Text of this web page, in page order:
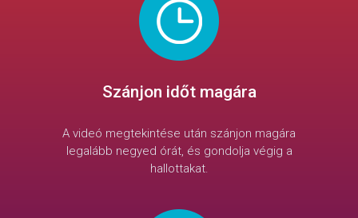
Szánjon időt magára
A videó megtekintése után szánjon magára
legalább negyed órát, és gondolja végig a
hallottakat.